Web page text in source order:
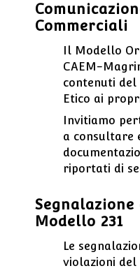
Commerciali
Il Modello
CAEM-
contenuti del
Etico ai
Invitiamo
a consultare
riportati di
Modello 231
Le
violazioni